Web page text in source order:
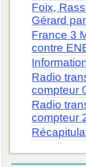
Foix,
Gérard
France 3
contre
Radio
compteur
Radio
compteur